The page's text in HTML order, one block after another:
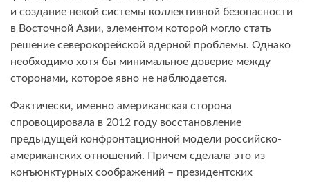
и создание некой системы коллективной безопасности
в Восточной Азии, элементом которой могло стать
решение северокорейской ядерной проблемы. Однако
необходимо хотя бы минимальное доверие между
сторонами, которое явно не наблюдается.
Фактически, именно американская сторона
спровоцировала в 2012 году восстановление
предыдущей конфронтационной модели российско-
американских отношений. Причем сделала это из
конъюнктурных соображений – президентских